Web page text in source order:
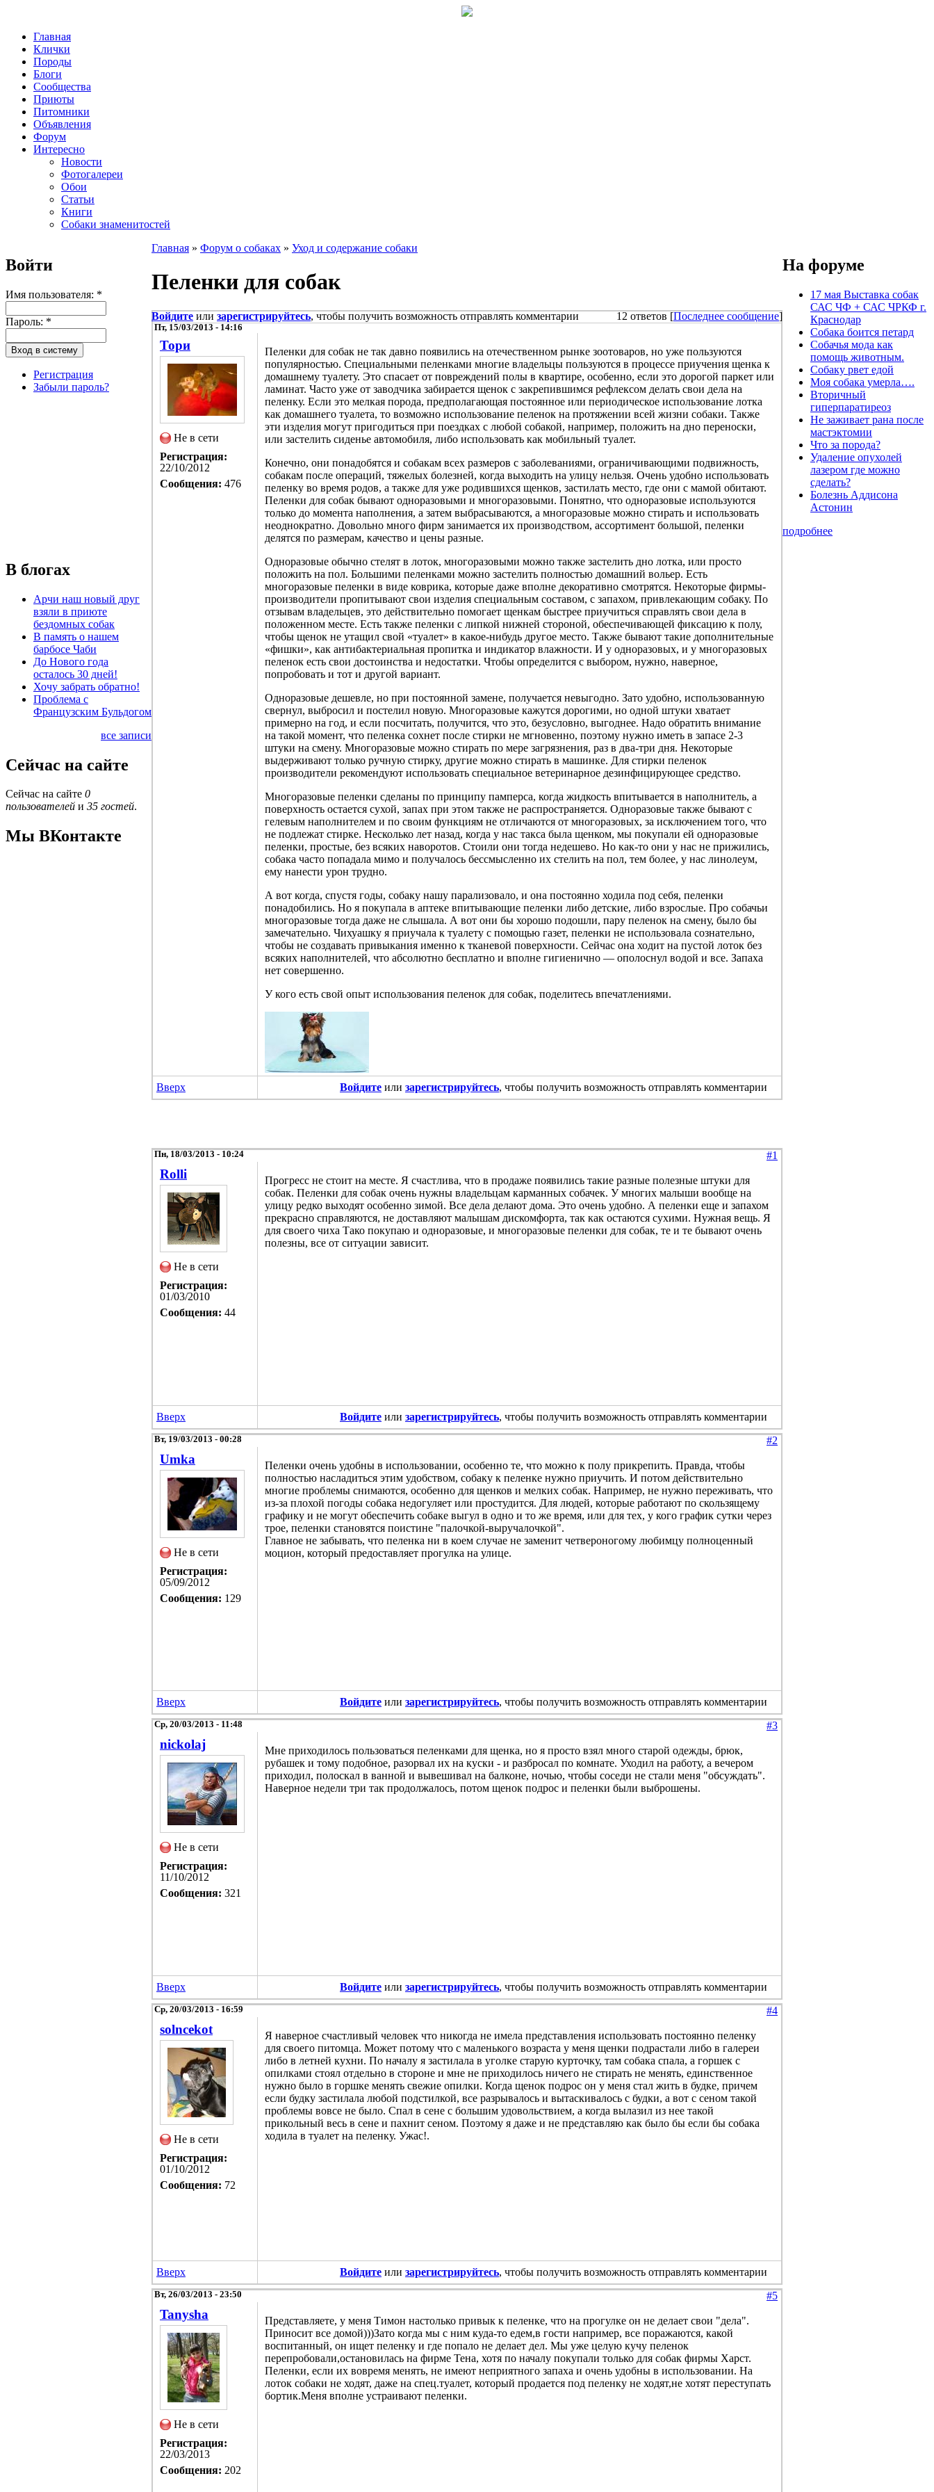
Главная
Клички
Породы
Блоги
Сообщества
Приюты
Питомники
Объявления
Форум
Интересно
Новости
Фотогалереи
Обои
Статьи
Книги
Собаки знаменитостей
Войти
Имя пользователя: *
Пароль: *
Регистрация
Забыли пароль?
В блогах
Арчи наш новый друг
взяли в приюте
бездомных собак
В память о нашем
барбосе Чаби
До Нового года
осталось 30 дней!
Хочу забрать обратно!
Проблема с
Французским Бульдогом
все записи
Сейчас на сайте
Сейчас на сайте 0
пользователей и 35 гостей.
Мы ВКонтакте
Главная » Форум о собаках » Уход и содержание собаки
Пеленки для собак
Войдите или зарегистрируйтесь, чтобы получить возможность отправлять комментарии 12 ответов [Последнее сообщение]
Пт, 15/03/2013 - 14:16
Тори
Не в сети
Регистрация:
22/10/2012
Сообщения: 476
Пеленки для собак не так давно появились на отечественном рынке зоотоваров, но уже пользуются
популярностью. Специальными пеленками многие владельцы пользуются в процессе приучения щенка к
домашнему туалету. Это спасает от повреждений полы в квартире, особенно, если это дорогой паркет или
ламинат. Часто уже от заводчика забирается щенок с закрепившимся рефлексом делать свои дела на
пеленку. Если это мелкая порода, предполагающая постоянное или периодическое использование лотка
как домашнего туалета, то возможно использование пеленок на протяжении всей жизни собаки. Также
эти изделия могут пригодиться при поездках с любой собакой, например, положить на дно переноски,
или застелить сиденье автомобиля, либо использовать как мобильный туалет.
Конечно, они понадобятся и собакам всех размеров с заболеваниями, ограничивающими подвижность,
собакам после операций, тяжелых болезней, когда выходить на улицу нельзя. Очень удобно использовать
пеленку во время родов, а также для уже родившихся щенков, застилать место, где они с мамой обитают.
Пеленки для собак бывают одноразовыми и многоразовыми. Понятно, что одноразовые используются
только до момента наполнения, а затем выбрасываются, а многоразовые можно стирать и использовать
неоднократно. Довольно много фирм занимается их производством, ассортимент большой, пеленки
делятся по размерам, качество и цены разные.
Одноразовые обычно стелят в лоток, многоразовыми можно также застелить дно лотка, или просто
положить на пол. Большими пеленками можно застелить полностью домашний вольер. Есть
многоразовые пеленки в виде коврика, которые даже вполне декоративно смотрятся. Некоторые фирмы-
производители пропитывают свои изделия специальным составом, с запахом, привлекающим собаку. По
отзывам владельцев, это действительно помогает щенкам быстрее приучиться справлять свои дела в
положенном месте. Есть также пеленки с липкой нижней стороной, обеспечивающей фиксацию к полу,
чтобы щенок не утащил свой «туалет» в какое-нибудь другое место. Также бывают такие дополнительные
«фишки», как антибактериальная пропитка и индикатор влажности. И у одноразовых, и у многоразовых
пеленок есть свои достоинства и недостатки. Чтобы определится с выбором, нужно, наверное,
попробовать и тот и другой вариант.
Одноразовые дешевле, но при постоянной замене, получается невыгодно. Зато удобно, использованную
свернул, выбросил и постелил новую. Многоразовые кажутся дорогими, но одной штуки хватает
примерно на год, и если посчитать, получится, что это, безусловно, выгоднее. Надо обратить внимание
на такой момент, что пеленка сохнет после стирки не мгновенно, поэтому нужно иметь в запасе 2-3
штуки на смену. Многоразовые можно стирать по мере загрязнения, раз в два-три дня. Некоторые
выдерживают только ручную стирку, другие можно стирать в машинке. Для стирки пеленок
производители рекомендуют использовать специальное ветеринарное дезинфицирующее средство.
Многоразовые пеленки сделаны по принципу памперса, когда жидкость впитывается в наполнитель, а
поверхность остается сухой, запах при этом также не распространяется. Одноразовые также бывают с
гелевым наполнителем и по своим функциям не отличаются от многоразовых, за исключением того, что
не подлежат стирке. Несколько лет назад, когда у нас такса была щенком, мы покупали ей одноразовые
пеленки, простые, без всяких наворотов. Стоили они тогда недешево. Но как-то они у нас не прижились,
собака часто попадала мимо и получалось бессмысленно их стелить на пол, тем более, у нас линолеум,
ему нанести урон трудно.
А вот когда, спустя годы, собаку нашу парализовало, и она постоянно ходила под себя, пеленки
понадобились. Но я покупала в аптеке впитывающие пеленки либо детские, либо взрослые. Про собачьи
многоразовые тогда даже не слышала. А вот они бы хорошо подошли, пару пеленок на смену, было бы
замечательно. Чихуашку я приучала к туалету с помощью газет, пеленки не использовала сознательно,
чтобы не создавать привыкания именно к тканевой поверхности. Сейчас она ходит на пустой лоток без
всяких наполнителей, что абсолютно бесплатно и вполне гигиенично — ополоснул водой и все. Запаха
нет совершенно.
У кого есть свой опыт использования пеленок для собак, поделитесь впечатлениями.
Вверх Войдите или зарегистрируйтесь, чтобы получить возможность отправлять комментарии
Пн, 18/03/2013 - 10:24 #1
Rolli
Не в сети
Регистрация:
01/03/2010
Сообщения: 44
Прогресс не стоит на месте. Я счастлива, что в продаже появились такие разные полезные штуки для
собак. Пеленки для собак очень нужны владельцам карманных собачек. У многих малыши вообще на
улицу редко выходят особенно зимой. Все дела делают дома. Это очень удобно. А пеленки еще и запахом
прекрасно справляются, не доставляют малышам дискомфорта, так как остаются сухими. Нужная вещь. Я
для своего чиха Тако покупаю и одноразовые, и многоразовые пеленки для собак, те и те бывают очень
полезны, все от ситуации зависит.
Вверх Войдите или зарегистрируйтесь, чтобы получить возможность отправлять комментарии
Вт, 19/03/2013 - 00:28 #2
Umka
Не в сети
Регистрация:
05/09/2012
Сообщения: 129
Пеленки очень удобны в использовании, особенно те, что можно к полу прикрепить. Правда, чтобы
полностью насладиться этим удобством, собаку к пеленке нужно приучить. И потом действительно
многие проблемы снимаются, особенно для щенков и мелких собак. Например, не нужно переживать, что
из-за плохой погоды собака недогуляет или простудится. Для людей, которые работают по скользящему
графику и не могут обеспечить собаке выгул в одно и то же время, или для тех, у кого график сутки через
трое, пеленки становятся поистине "палочкой-выручалочкой".
Главное не забывать, что пеленка ни в коем случае не заменит четвероногому любимцу полноценный
моцион, который предоставляет прогулка на улице.
Вверх Войдите или зарегистрируйтесь, чтобы получить возможность отправлять комментарии
Ср, 20/03/2013 - 11:48 #3
nickolaj
Не в сети
Регистрация:
11/10/2012
Сообщения: 321
Мне приходилось пользоваться пеленками для щенка, но я просто взял много старой одежды, брюк,
рубашек и тому подобное, разорвал их на куски - и разбросал по комнате. Уходил на работу, а вечером
приходил, полоскал в ванной и вывешивал на балконе, ночью, чтобы соседи не стали меня "обсуждать".
Наверное недели три так продолжалось, потом щенок подрос и пеленки были выброшены.
Вверх Войдите или зарегистрируйтесь, чтобы получить возможность отправлять комментарии
Ср, 20/03/2013 - 16:59 #4
solncekot
Не в сети
Регистрация:
01/10/2012
Сообщения: 72
Я наверное счастливый человек что никогда не имела представления использовать постоянно пеленку
для своего питомца. Может потому что с маленького возраста у меня щенки подрастали либо в галереи
либо в летней кухни. По началу я застилала в уголке старую курточку, там собака спала, а горшек с
опилками стоял отдельно в стороне и мне не приходилось ничего не стирать не менять, единственное
нужно было в горшке менять свежие опилки. Когда щенок подрос он у меня стал жить в будке, причем
если будку застилала любой подстилкой, все разрывалось и вытаскивалось с будки, а вот с сеном такой
проблемы вовсе не было. Спал в сене с большим удовольствием, а когда вылазил из нее такой
прикольный весь в сене и пахнит сеном. Поэтому я даже и не представляю как было бы если бы собака
ходила в туалет на пеленку. Ужас!.
Вверх Войдите или зарегистрируйтесь, чтобы получить возможность отправлять комментарии
Вт, 26/03/2013 - 23:50 #5
Tanysha
Не в сети
Регистрация:
22/03/2013
Сообщения: 202
Представляете, у меня Тимон настолько привык к пеленке, что на прогулке он не делает свои "дела".
Приносит все домой)))Зато когда мы с ним куда-то едем,в гости например, все поражаются, какой
воспитанный, он ищет пеленку и где попало не делает дел. Мы уже целую кучу пеленок
перепробовали,остановилась на фирме Тена, хотя по началу покупали только для собак фирмы Харст.
Пеленки, если их вовремя менять, не имеют неприятного запаха и очень удобны в использовании. На
лоток собаки не ходят, даже на спец.туалет, который продается под пеленку не ходят,не хотят переступать
бортик.Меня вполне устраивают пеленки.
На форуме
17 мая Выставка собак
САС ЧФ + САС ЧРКФ г.
Краснодар
Собака боится петард
Собачья мода как
помощь животным.
Собаку рвет едой
Моя собака умерла….
Вторичный
гиперпаратиреоз
Не заживает рана после
мастэктомии
Что за порода?
Удаление опухолей
лазером где можно
сделать?
Болезнь Аддисона
Астонин
подробнее